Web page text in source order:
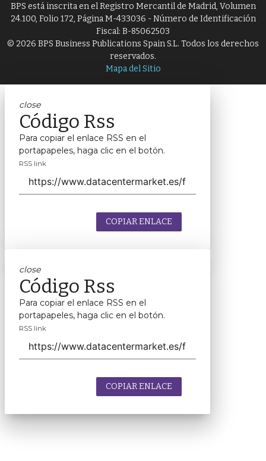
BPS está inscrita en el Registro Mercantil de Madrid, Volumen
24.100, Folio 172, Página M-433036 - Número de Identificación
Fiscal: B-85062503
© 2026 BPS Business Publications Spain S.L. Todos los derechos
reservados.
Mapa del Sitio
close
Código Rss
Para copiar el enlace RSS en el
portapapeles, haga clic en el botón.
RSS link
COPIAR ENLACE
close
Código Rss
Para copiar el enlace RSS en el
portapapeles, haga clic en el botón.
RSS link
COPIAR ENLACE